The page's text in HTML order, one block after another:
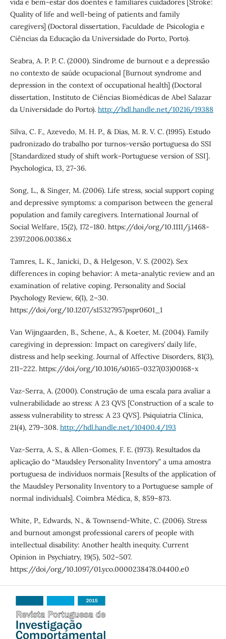
vida e bem-estar dos doentes e familiares cuidadores [Stroke:
Quality of life and well-being of patients and family
caregivers] (Doctoral dissertation, Faculdade de Psicologia e
Ciências da Educação da Universidade do Porto, Porto).
Seabra, A. P. P. C. (2000). Síndrome de burnout e a depressão
no contexto de saúde ocupacional [Burnout syndrome and
depression in the context of occupational health] (Doctoral
dissertation, Instituto de Ciências Biomédicas de Abel Salazar
da Universidade do Porto). http://hdl.handle.net/10216/19388
Silva, C. F., Azevedo, M. H. P., & Dias, M. R. V. C. (1995). Estudo
padronizado do trabalho por turnos-versão portuguesa do SSI
[Standardized study of shift work-Portuguese version of SSI].
Psychologica, 13, 27-36.
Song, L., & Singer, M. (2006). Life stress, social support coping
and depressive symptoms: a comparison between the general
population and family caregivers. International Journal of
Social Welfare, 15(2), 172–180. https://doi/org/10.1111/j.1468-
2397.2006.00386.x
Tamres, L. K., Janicki, D., & Helgeson, V. S. (2002). Sex
differences in coping behavior: A meta-analytic review and an
examination of relative coping. Personality and Social
Psychology Review, 6(1), 2–30.
https://doi/org/10.1207/s15327957pspr0601_1
Van Wijngaarden, B., Schene, A., & Koeter, M. (2004). Family
caregiving in depression: Impact on caregivers’ daily life,
distress and help seeking. Journal of Affective Disorders, 81(3),
211–222. https://doi/org/10.1016/s0165-0327(03)00168-x
Vaz-Serra, A. (2000). Construção de uma escala para avaliar a
vulnerabilidade ao stress: A 23 QVS [Construction of a scale to
assess vulnerability to stress: A 23 QVS]. Psiquiatria Clínica,
21(4), 279–308. http://hdl.handle.net/10400.4/193
Vaz-Serra, A. S., & Allen-Gomes, F. E. (1973). Resultados da
aplicação do “Maudsley Personality Inventory” a uma amostra
portuguesa de indivíduos normais [Results of the application of
the Maudsley Personality Inventory to a Portuguese sample of
normal individuals]. Coimbra Médica, 8, 859–873.
White, P., Edwards, N., & Townsend-White, C. (2006). Stress
and burnout amongst professional carers of people with
intellectual disability: Another health inequity. Current
Opinion in Psychiatry, 19(5), 502–507.
https://doi/org/10.1097/01.yco.0000238478.04400.e0